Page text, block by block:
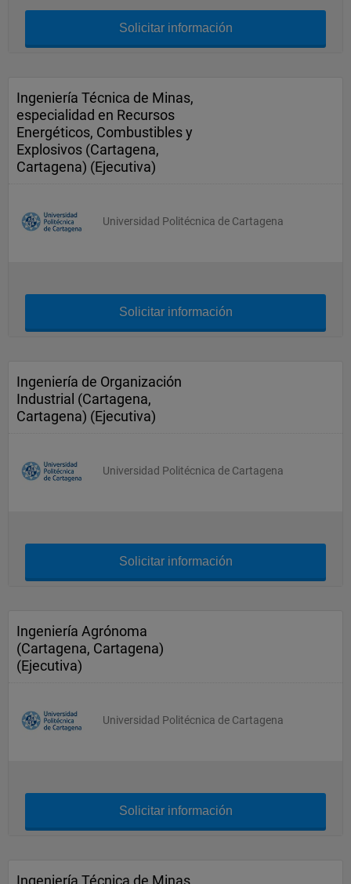
Solicitar información
Ingeniería Técnica de Minas,
especialidad en Recursos
Energéticos, Combustibles y
Explosivos (Cartagena,
Cartagena) (Ejecutiva)
Universidad Politécnica de Cartagena
Solicitar información
Ingeniería de Organización
Industrial (Cartagena,
Cartagena) (Ejecutiva)
Universidad Politécnica de Cartagena
Solicitar información
Ingeniería Agrónoma
(Cartagena, Cartagena)
(Ejecutiva)
Universidad Politécnica de Cartagena
Solicitar información
Ingeniería Técnica de Minas,